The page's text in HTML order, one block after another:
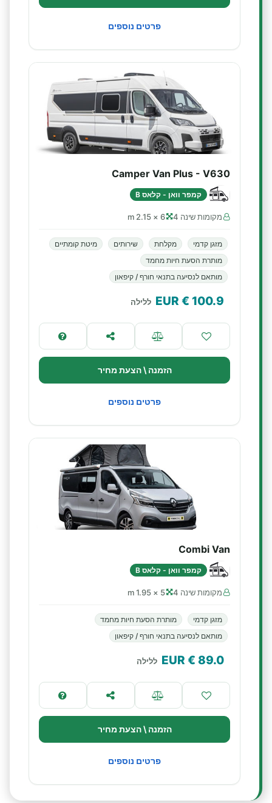
פרטים נוספים
Camper Van Plus - V630
קמפר וואן - קלאס B
מקומות שינה 4 6 × 2.15 m
מזגן קדמי מקלחת שירותים
מיטת קומתיים
מותרת הסעת חיות מחמד
מותאם לנסיעה בתנאי חורף / קיפאון
100.9
€ EUR ללילה
הזמנה \ הצעת מחיר
פרטים נוספים
Combi Van
קמפר וואן - קלאס B
מקומות שינה 4 5 × 1.95 m
מזגן קדמי
מותרת הסעת חיות מחמד
מותאם לנסיעה בתנאי חורף / קיפאון
89.0
€ EUR ללילה
הזמנה \ הצעת מחיר
פרטים נוספים